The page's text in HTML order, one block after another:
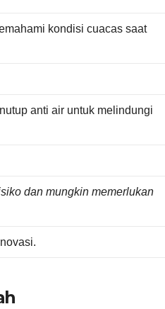
kondisi cuacas saat
anti air untuk melindungi
dan mungkin memerlukan